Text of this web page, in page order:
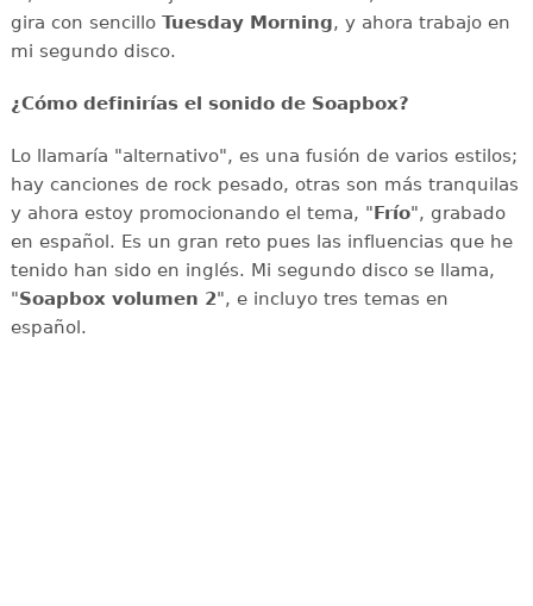
gira con sencilloTuesday Morning, y ahora trabajo en
mi segundo disco.
¿Cómo definirías el sonido de Soapbox?
Lo llamaría "alternativo", es una fusión de varios estilos;
hay canciones de rock pesado, otras son más tranquilas
y ahora estoy promocionando el tema, "Frío", grabado
en español. Es un gran reto pues las influencias que he
tenido han sido en inglés. Mi segundo disco se llama,
"Soapbox volumen 2", e incluyo tres temas en
español.